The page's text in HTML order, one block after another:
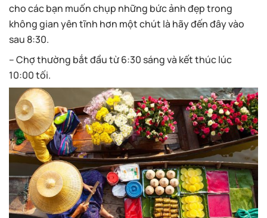
cho các bạn muốn chụp những bức ảnh đẹp trong
không gian yên tĩnh hơn một chút là hãy đến đây vào
sau 8:30.
– Chợ thường bắt đầu từ 6:30 sáng và kết thúc lúc
10:00 tối.